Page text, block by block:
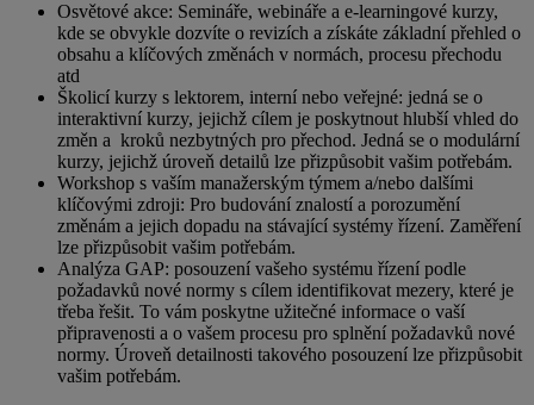
Osvětové akce: Semináře, webináře a e-learningové kurzy,
kde se obvykle dozvíte o revizích a získáte základní přehled o
obsahu a klíčových změnách v normách, procesu přechodu
atd
Školicí kurzy s lektorem, interní nebo veřejné: jedná se o
interaktivní kurzy, jejichž cílem je poskytnout hlubší vhled do
změn a kroků nezbytných pro přechod. Jedná se o modulární
kurzy, jejichž úroveň detailů lze přizpůsobit vašim potřebám.
Workshop s vaším manažerským týmem a/nebo dalšími
klíčovými zdroji: Pro budování znalostí a porozumění
změnám a jejich dopadu na stávající systémy řízení. Zaměření
lze přizpůsobit vašim potřebám.
Analýza GAP: posouzení vašeho systému řízení podle
požadavků nové normy s cílem identifikovat mezery, které je
třeba řešit. To vám poskytne užitečné informace o vaší
připravenosti a o vašem procesu pro splnění požadavků nové
normy. Úroveň detailnosti takového posouzení lze přizpůsobit
vašim potřebám.